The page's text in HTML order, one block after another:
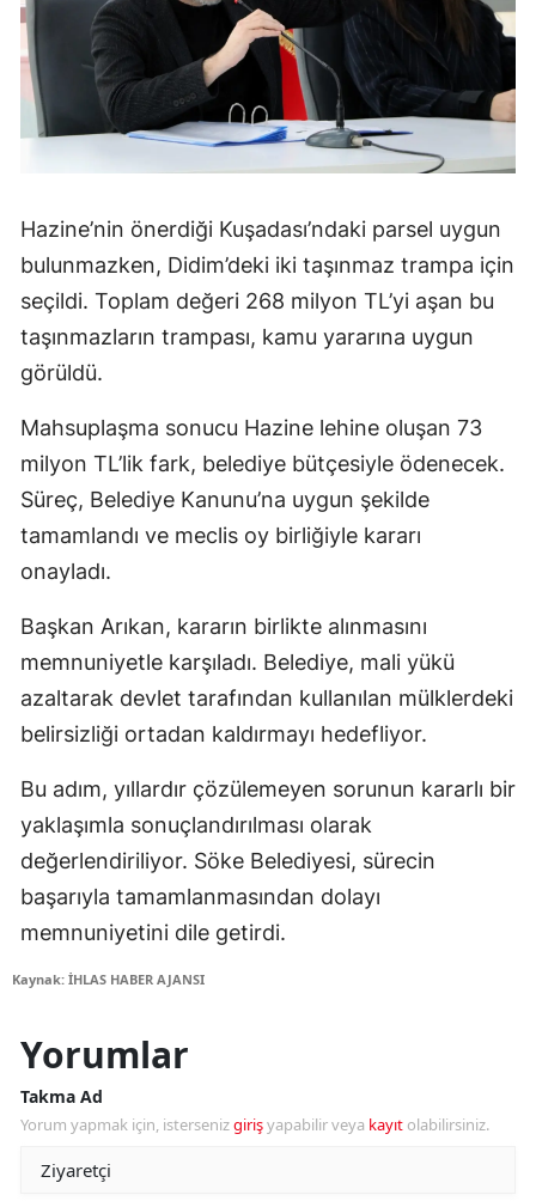
Hazine’nin önerdiği Kuşadası’ndaki parsel uygun
bulunmazken, Didim’deki iki taşınmaz trampa için
seçildi. Toplam değeri 268 milyon TL’yi aşan bu
taşınmazların trampası, kamu yararına uygun
görüldü.
Mahsuplaşma sonucu Hazine lehine oluşan 73
milyon TL’lik fark, belediye bütçesiyle ödenecek.
Süreç, Belediye Kanunu’na uygun şekilde
tamamlandı ve meclis oy birliğiyle kararı
onayladı.
Başkan Arıkan, kararın birlikte alınmasını
memnuniyetle karşıladı. Belediye, mali yükü
azaltarak devlet tarafından kullanılan mülklerdeki
belirsizliği ortadan kaldırmayı hedefliyor.
Bu adım, yıllardır çözülemeyen sorunun kararlı bir
yaklaşımla sonuçlandırılması olarak
değerlendiriliyor. Söke Belediyesi, sürecin
başarıyla tamamlanmasından dolayı
memnuniyetini dile getirdi.
Kaynak: İHLAS HABER AJANSI
Yorumlar
Takma Ad
Yorum yapmak için, istersenizgirişyapabilir veya kayıt olabilirsiniz.